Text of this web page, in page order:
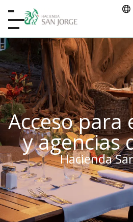
Acceso para
y agencias
Hacienda